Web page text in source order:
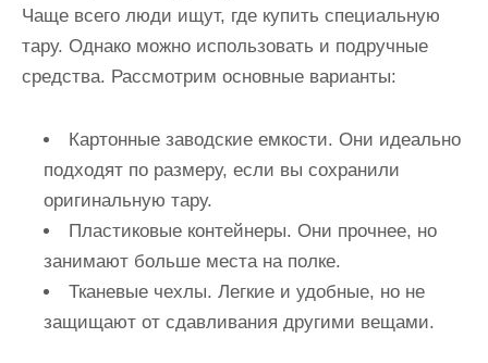
Чаще всего люди ищут, где купить специальную
тару. Однако можно использовать и подручные
средства. Рассмотрим основные варианты:
Картонные заводские емкости. Они идеально
подходят по размеру, если вы сохранили
оригинальную тару.
Пластиковые контейнеры. Они прочнее, но
занимают больше места на полке.
Тканевые чехлы. Легкие и удобные, но не
защищают от сдавливания другими вещами.